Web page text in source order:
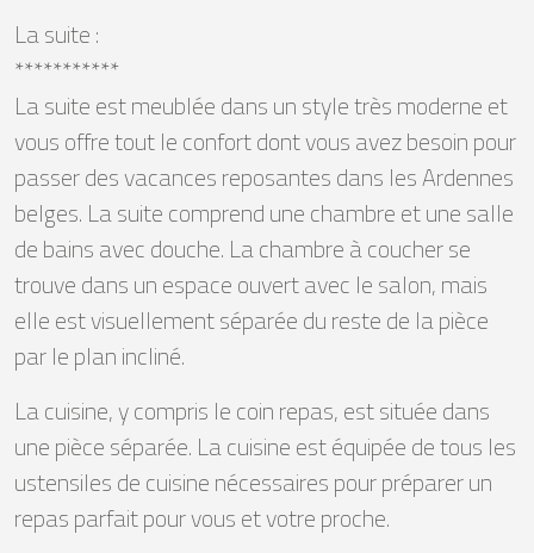
La suite :
***********
La suite est meublée dans un style très moderne et
vous offre tout le confort dont vous avez besoin pour
passer des vacances reposantes dans les Ardennes
belges. La suite comprend une chambre et une salle
de bains avec douche. La chambre à coucher se
trouve dans un espace ouvert avec le salon, mais
elle est visuellement séparée du reste de la pièce
par le plan incliné.
La cuisine, y compris le coin repas, est située dans
une pièce séparée. La cuisine est équipée de tous les
ustensiles de cuisine nécessaires pour préparer un
repas parfait pour vous et votre proche.